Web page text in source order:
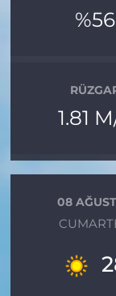
%56
1.81
08